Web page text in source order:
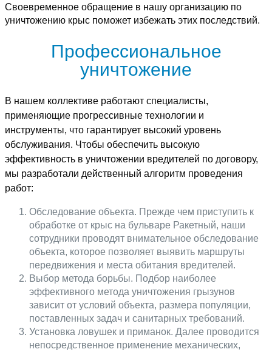
Своевременное обращение в нашу организацию по
уничтожению крыс поможет избежать этих последствий.
Профессиональное
уничтожение
В нашем коллективе работают специалисты,
применяющие прогрессивные технологии и
инструменты, что гарантирует высокий уровень
обслуживания. Чтобы обеспечить высокую
эффективность в уничтожении вредителей по договору,
мы разработали действенный алгоритм проведения
работ:
Обследование объекта. Прежде чем приступить к
обработке от крыс на бульваре Ракетный, наши
сотрудники проводят внимательное обследование
объекта, которое позволяет выявить маршруты
передвижения и места обитания вредителей.
Выбор метода борьбы. Подбор наиболее
эффективного метода уничтожения грызунов
зависит от условий объекта, размера популяции,
поставленных задач и санитарных требований.
Установка ловушек и приманок. Далее проводится
непосредственное применение механических,